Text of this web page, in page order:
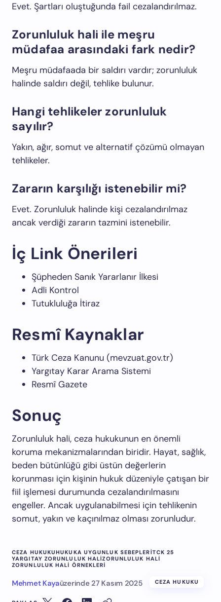
Evet. Şartları oluştuğunda fail cezalandırılmaz.
Zorunluluk hali ile meşru
müdafaa arasındaki fark nedir?
Meşru müdafaada bir saldırı vardır; zorunluluk
halinde saldırı değil, tehlike bulunur.
Hangi tehlikeler zorunluluk
sayılır?
Yakın, ağır, somut ve alternatif çözümü olmayan
tehlikeler.
Zararın karşılığı istenebilir mi?
Evet. Zorunluluk halinde kişi cezalandırılmaz
ancak verdiği zararın tazmini istenebilir.
İç Link Önerileri
Şüpheden Sanık Yararlanır İlkesi
Adli Kontrol
Tutukluluğa İtiraz
Resmî Kaynaklar
Türk Ceza Kanunu (mevzuat.gov.tr)
Yargıtay Karar Arama Sistemi
Resmî Gazete
Sonuç
Zorunluluk hali, ceza hukukunun en önemli
koruma mekanizmalarından biridir. Hayat, sağlık,
beden bütünlüğü gibi üstün değerlerin
korunması için kişinin hukuk düzeniyle çatışan bir
fiil işlemesi durumunda cezalandırılmasını
engeller. Ancak uygulanabilmesi için tehlikenin
somut, yakın ve kaçınılmaz olması zorunludur.
CEZA HUKUKUHUKUKA UYGUNLUK SEBEPLERITCK 25
YARGITAY ZORUNLULUK HALIZORUNLULUK HALI
ZORUNLULUK HALI ÖRNEKLERI
Mehmet Kayaüzerinde 27 Kasım 2025 CEZA HUKUKU